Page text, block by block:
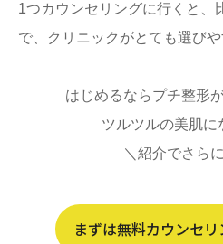
1つカウンセリングに行くと、
で、クリニックがとても選びや
はじめるならプチ整形
ツルツルの美肌に
＼紹介でさら
まずは無料カウンセ